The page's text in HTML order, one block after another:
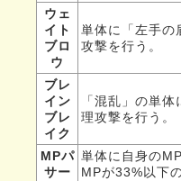
ウェ
イト
ブロ
ウ
単体に「左手の
攻撃を行う。
ブレ
イン
ブレ
イク
「混乱」の単
理攻撃を行う。
MPパ
サー
単体に自身の
MPが33%以下